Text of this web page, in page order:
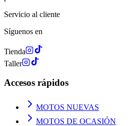
Servicio al cliente
Síguenos en
Tienda
Taller
Accesos rápidos
MOTOS NUEVAS
MOTOS DE OCASIÓN